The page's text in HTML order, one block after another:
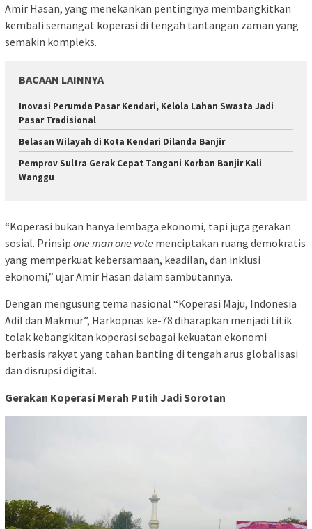
Amir Hasan, yang menekankan pentingnya membangkitkan
kembali semangat koperasi di tengah tantangan zaman yang
semakin kompleks.
BACAAN LAINNYA
Inovasi Perumda Pasar Kendari, Kelola Lahan Swasta Jadi
Pasar Tradisional
Belasan Wilayah di Kota Kendari Dilanda Banjir
Pemprov Sultra Gerak Cepat Tangani Korban Banjir Kali
Wanggu
“Koperasi bukan hanya lembaga ekonomi, tapi juga gerakan
sosial. Prinsip one man one vote menciptakan ruang demokratis
yang memperkuat kebersamaan, keadilan, dan inklusi
ekonomi,” ujar Amir Hasan dalam sambutannya.
Dengan mengusung tema nasional “Koperasi Maju, Indonesia
Adil dan Makmur”, Harkopnas ke-78 diharapkan menjadi titik
tolak kebangkitan koperasi sebagai kekuatan ekonomi
berbasis rakyat yang tahan banting di tengah arus globalisasi
dan disrupsi digital.
Gerakan Koperasi Merah Putih Jadi Sorotan